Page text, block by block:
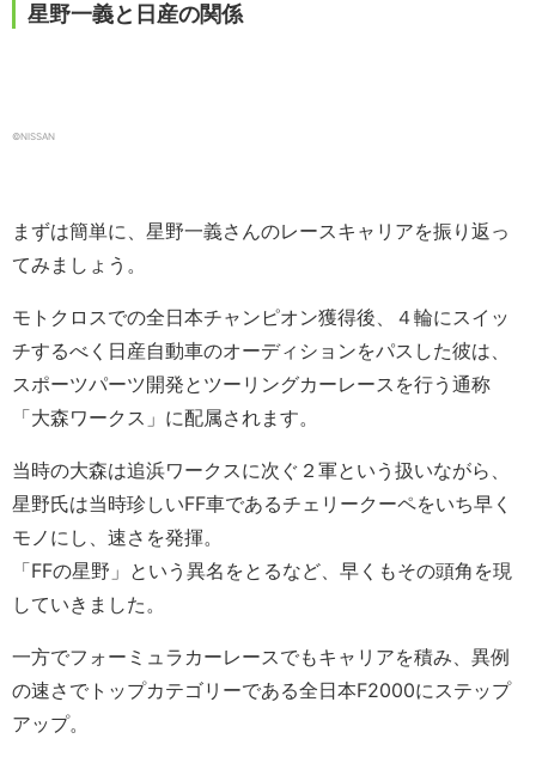
星野一義と日産の関係
©NISSAN
まずは簡単に、星野一義さんのレースキャリアを振り返っ
てみましょう。
モトクロスでの全日本チャンピオン獲得後、４輪にスイッ
チするべく日産自動車のオーディションをパスした彼は、
スポーツパーツ開発とツーリングカーレースを行う通称
「大森ワークス」に配属されます。
当時の大森は追浜ワークスに次ぐ２軍という扱いながら、
星野氏は当時珍しいFF車であるチェリークーペをいち早く
モノにし、速さを発揮。
「FFの星野」という異名をとるなど、早くもその頭角を現
していきました。
一方でフォーミュラカーレースでもキャリアを積み、異例
の速さでトップカテゴリーである全日本F2000にステップ
アップ。